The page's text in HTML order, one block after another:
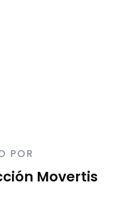
POR
Movertis